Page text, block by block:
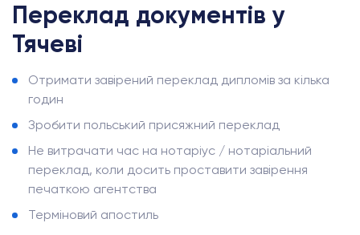
Переклад документів у
Тячеві
Отримати завірений переклад дипломів за кілька
годин
Зробити польський присяжний переклад
Не витрачати час на нотаріус / нотаріальний
переклад, коли досить проставити завірення
печаткою агентства
Терміновий апостиль